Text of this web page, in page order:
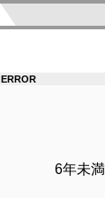
ERROR
6年未